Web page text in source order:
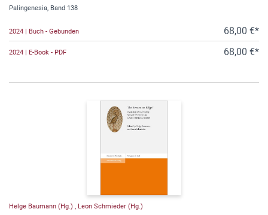
Palingenesia, Band 138
2024 | Buch - Gebunden 68,00 €*
2024 | E-Book - PDF 68,00 €*
Helge Baumann (Hg.) , Leon Schmieder (Hg.)